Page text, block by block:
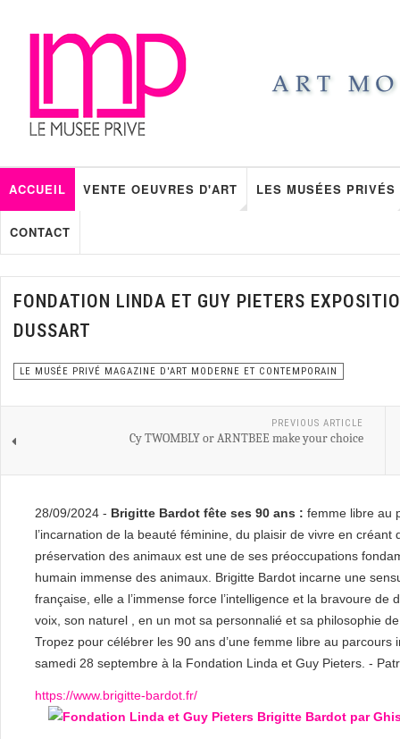
ACCUEIL VENTE OEUVRES D'ART LES MUSÉES PRIVÉS
CONTACT
FONDATION LINDA ET GUY PIETERS
DUSSART
LE MUSÉE PRIVÉ MAGAZINE D'ART MODERNE ET CONTEMPORAIN
PREVIOUS ARTICLE
Cy TWOMBLY or ARNTBEE make your choice
28/09/2024 - Brigitte Bardot fête ses 90 ans : femme libre au
l’incarnation de la beauté féminine, du plaisir de vivre en
préservation des animaux est une de ses préoccupations
humain immense des animaux. Brigitte Bardot incarne une
française, elle a l’immense force l’intelligence et la bravoure de
voix, son naturel , en un mot sa personnalié et sa philosophie
Tropez pour célébrer les 90 ans d’une femme libre au
samedi 28 septembre à la Fondation Linda et Guy Pieters. -
https://www.brigitte-bardot.fr/